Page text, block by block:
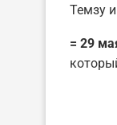
Темзу
= 29